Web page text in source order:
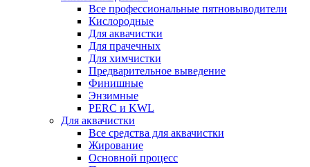
Все профессиональные пятновыводители
Кислородные
Для аквачистки
Для прачечных
Для химчистки
Предварительное выведение
Финишные
Энзимные
PERC и KWL
Для аквачистки
Все средства для аквачистки
Жирование
Основной процесс